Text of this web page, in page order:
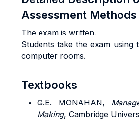
Assessment Methods
The exam is written.
Students take the exam using
computer rooms.
Textbooks
G.E. MONAHAN,
Making, Cambridge